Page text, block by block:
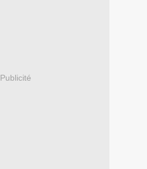
Publicité